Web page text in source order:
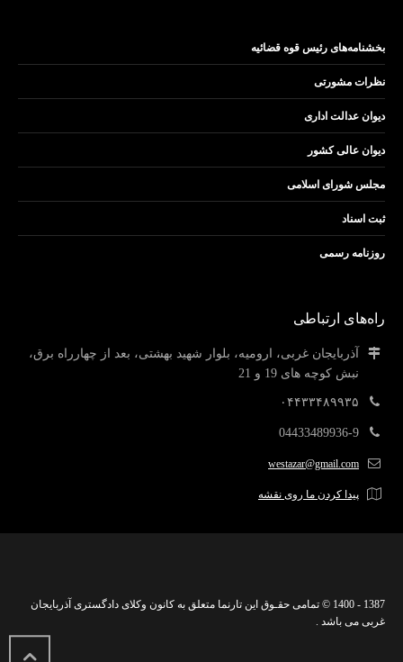
بخشنامه‌های رئیس قوه قضائیه
نظرات مشورتی
دیوان عدالت اداری
دیوان عالی کشور
مجلس شورای اسلامی
ثبت اسناد
روزنامه رسمی
راه‌های ارتباطی
آذربایجان غربی، ارومیه، بلوار شهید بهشتی، بعد از چهارراه برق،
نبش کوچه های 19 و 21
۰۴۴۳۳۴۸۹۹۳۵
04433489936-9
westazar@gmail.com
پیدا کردن ما روی نقشه
1387 - 1400 © تمامی حقـوق این تارنما متعلق به کانون وکلای دادگستری آذربایجان
غربی می باشد .